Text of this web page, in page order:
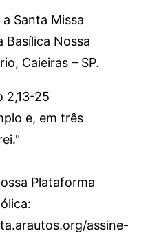
Santa Missa
Basílica Nossa
Caieiras – SP.
2,13-25
e, em três
Plataforma
assine-